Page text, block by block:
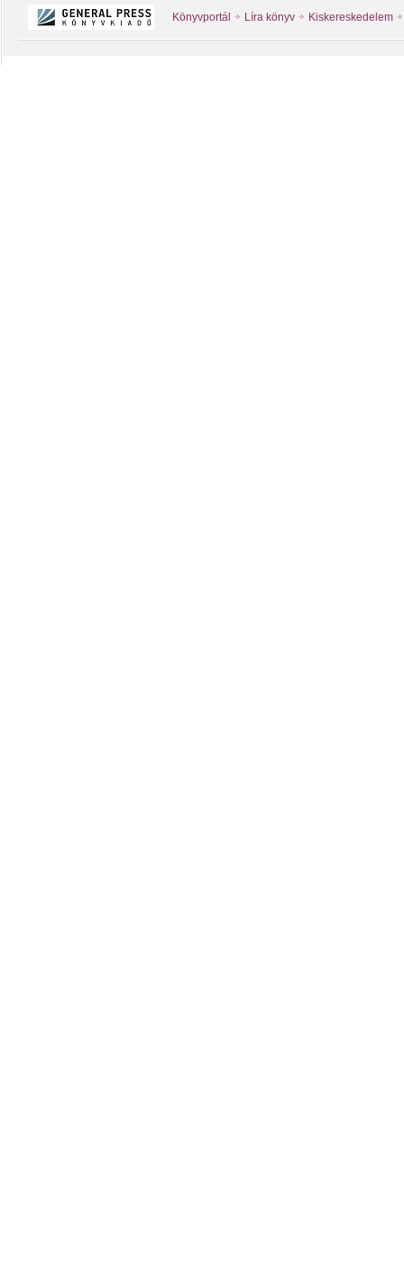
Könyvportál Líra könyv Kiskereskedelem